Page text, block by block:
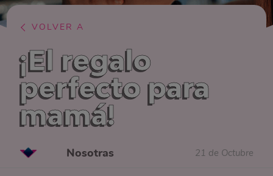
VOLVER A
¡El regalo
perfecto para
mamá!
Nosotras 21 de Octubre